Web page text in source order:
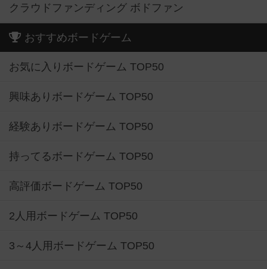
クラウドファンディング ボドファン
おすすめボードゲーム
お気に入りボードゲーム TOP50
興味ありボードゲーム TOP50
経験ありボードゲーム TOP50
持ってるボードゲーム TOP50
高評価ボードゲーム TOP50
2人用ボードゲーム TOP50
3～4人用ボードゲーム TOP50